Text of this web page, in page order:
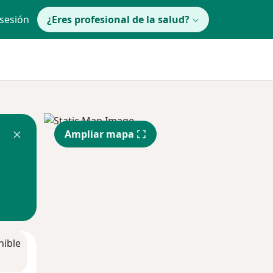
¿Eres profesional de la salud?
Ampliar mapa